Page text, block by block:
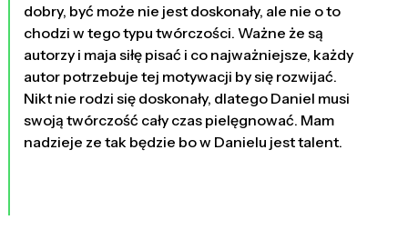
dobry, być może nie jest doskonały, ale nie o to
chodzi w tego typu twórczości. Ważne że są
autorzy i maja siłę pisać i co najważniejsze, każdy
autor potrzebuje tej motywacji by się rozwijać.
Nikt nie rodzi się doskonały, dlatego Daniel musi
swoją twórczość cały czas pielęgnować. Mam
nadzieje ze tak będzie bo w Danielu jest talent.